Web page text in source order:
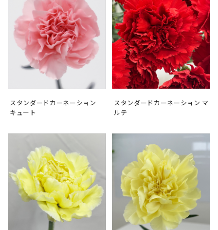
スタンダードカーネーション
キュート
スタンダードカーネーション マ
ルテ